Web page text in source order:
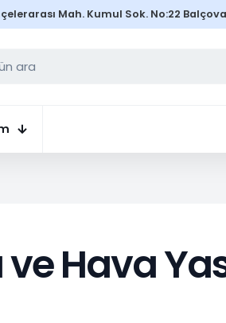
Mah. Kumul Sok. No:22
Hava